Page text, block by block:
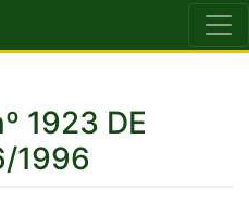
1923 DE
1996